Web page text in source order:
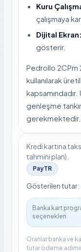
Kuru
çalışmaya
Dijital Ekran:
gösterir.
Pedrollo 2CPm
kullanılarak
kapsamındadır.
genleşme
gerekmektedir.
Kredi kartına
tahmini plan).
PayTR
Gösterilen tutar:
Oranlar banka ve
tutar ödeme